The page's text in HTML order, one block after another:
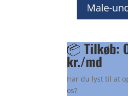
Male-
📦Tilkøb:
kr./md
Har du lyst til at
os?